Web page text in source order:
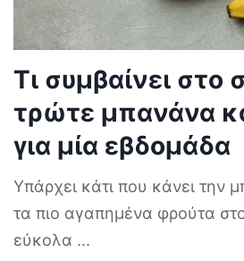
Τι συμβαίνει
τρώτε μπανάνα
για μία εβδομάδα
Υπάρχει κάτι που κάνει την
τα πιο αγαπημένα φρούτα
εύκολα ...